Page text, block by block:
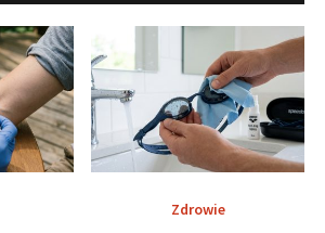
Zdrowie